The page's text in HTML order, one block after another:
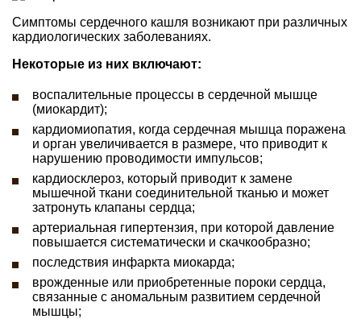
Симптомы сердечного кашля возникают при различных
кардиологических заболеваниях.
Некоторые из них включают:
воспалительные процессы в сердечной мышце
(миокардит);
кардиомиопатия, когда сердечная мышца поражена
и орган увеличивается в размере, что приводит к
нарушению проводимости импульсов;
кардиосклероз, который приводит к замене
мышечной ткани соединительной тканью и может
затронуть клапаны сердца;
артериальная гипертензия, при которой давление
повышается систематически и скачкообразно;
последствия инфаркта миокарда;
врожденные или приобретенные пороки сердца,
связанные с аномальным развитием сердечной
мышцы;